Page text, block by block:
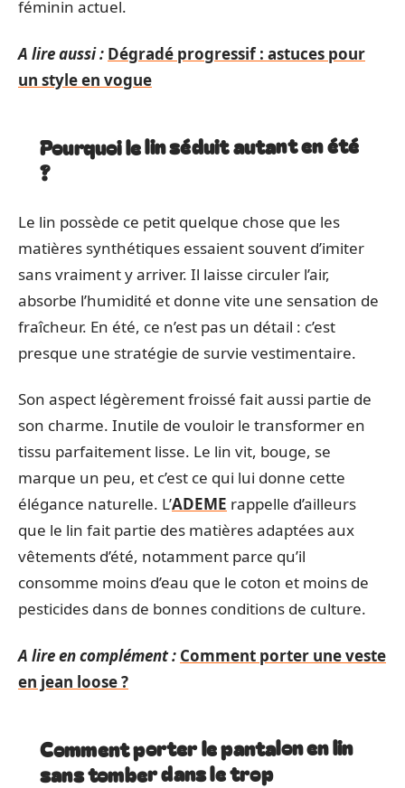
féminin actuel.
A lire aussi : Dégradé progressif : astuces pour
un style en vogue
Pourquoi le lin séduit autant en été
?
Le lin possède ce petit quelque chose que les
matières synthétiques essaient souvent d’imiter
sans vraiment y arriver. Il laisse circuler l’air,
absorbe l’humidité et donne vite une sensation de
fraîcheur. En été, ce n’est pas un détail : c’est
presque une stratégie de survie vestimentaire.
Son aspect légèrement froissé fait aussi partie de
son charme. Inutile de vouloir le transformer en
tissu parfaitement lisse. Le lin vit, bouge, se
marque un peu, et c’est ce qui lui donne cette
élégance naturelle. L’ADEME rappelle d’ailleurs
que le lin fait partie des matières adaptées aux
vêtements d’été, notamment parce qu’il
consomme moins d’eau que le coton et moins de
pesticides dans de bonnes conditions de culture.
A lire en complément : Comment porter une veste
en jean loose ?
Comment porter le pantalon en lin
sans tomber dans le trop